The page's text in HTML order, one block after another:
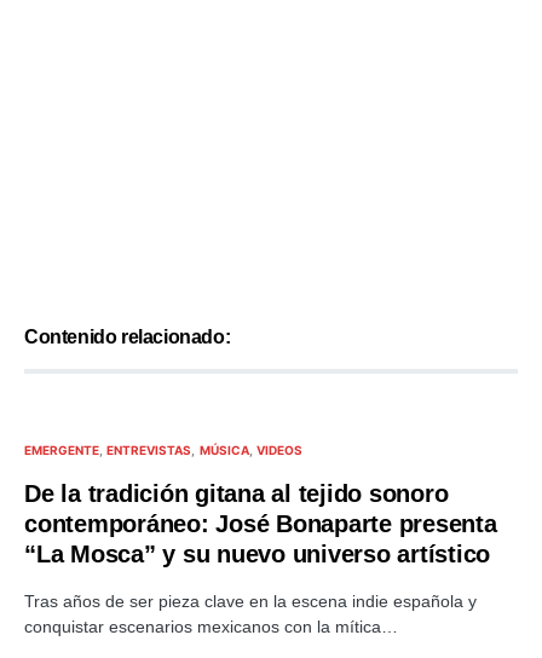
Contenido relacionado:
EMERGENTE ENTREVISTAS MÚSICA VIDEOS
De la tradición gitana al tejido sonoro
contemporáneo: José Bonaparte presenta
“La Mosca” y su nuevo universo artístico
Tras años de ser pieza clave en la escena indie española y
conquistar escenarios mexicanos con la mítica…